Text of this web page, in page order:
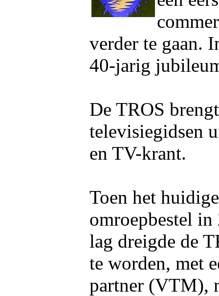
verder te gaan.
40-jarig
De TROS
televisiegidsen
en TV-krant.
Toen het
omroepbestel
lag dreigde de
te worden, met
partner (VTM),